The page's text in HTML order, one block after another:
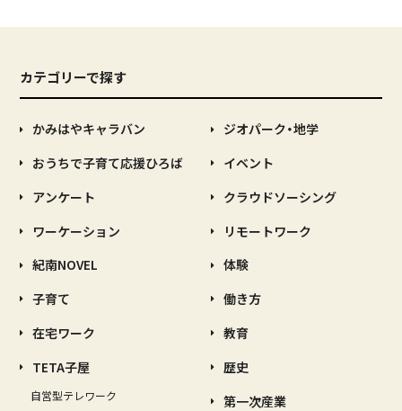
カテゴリーで探す
かみはやキャラバン
おうちで子育て応援ひろば
アンケート
ワーケーション
紀南NOVEL
子育て
在宅ワーク
TETA子屋
自営型テレワーク
ジオパーク・地学
イベント
クラウドソーシング
リモートワーク
体験
働き方
教育
歴史
第一次産業